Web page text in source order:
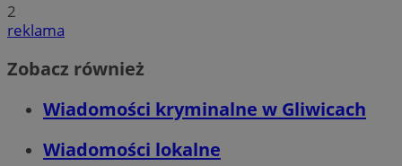
2
reklama
Zobacz również
Wiadomości kryminalne w Gliwicach
Wiadomości lokalne